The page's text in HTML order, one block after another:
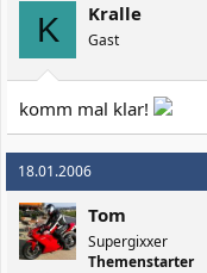
K Kralle
Gast
komm mal klar!
18.01.2006
Tom
Supergixxer
Themenstarter